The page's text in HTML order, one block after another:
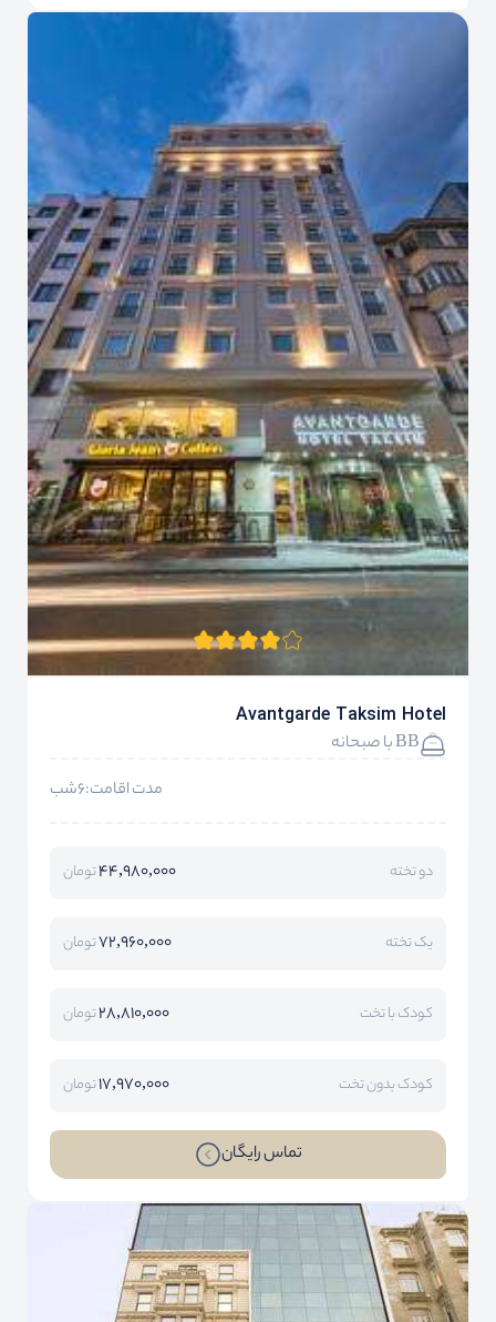
Avantgarde Taksim Hotel
BB با صبحانه
مدت اقامت:6شب
دو تخته 44,980,000تومان
یک تخته 72,960,000تومان
کودک با تخت 28,810,000تومان
کودک بدون تخت 17,970,000تومان
تماس رایگان